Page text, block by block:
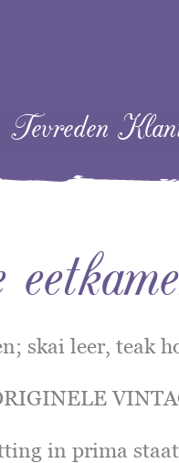
Tevreden
skai leer, teak
in prima